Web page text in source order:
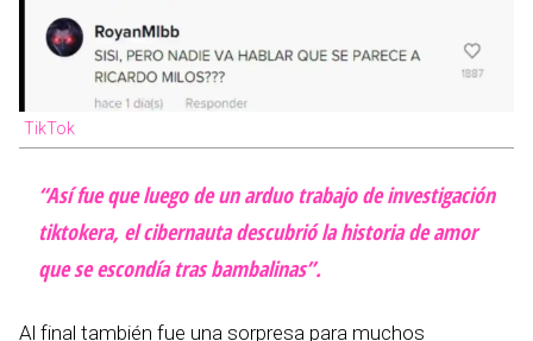
TikTok
“Así fue que luego de un arduo trabajo de investigación
tiktokera, el cibernauta descubrió la historia de amor
que se escondía tras bambalinas”.
Al final también fue una sorpresa para muchos